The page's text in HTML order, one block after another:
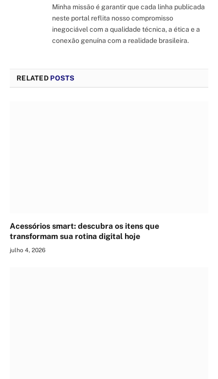
Minha missão é garantir que cada linha publicada
neste portal reflita nosso compromisso
inegociável com a qualidade técnica, a ética e a
conexão genuína com a realidade brasileira.
RELATED POSTS
Acessórios smart: descubra os itens que
transformam sua rotina digital hoje
julho 4, 2026